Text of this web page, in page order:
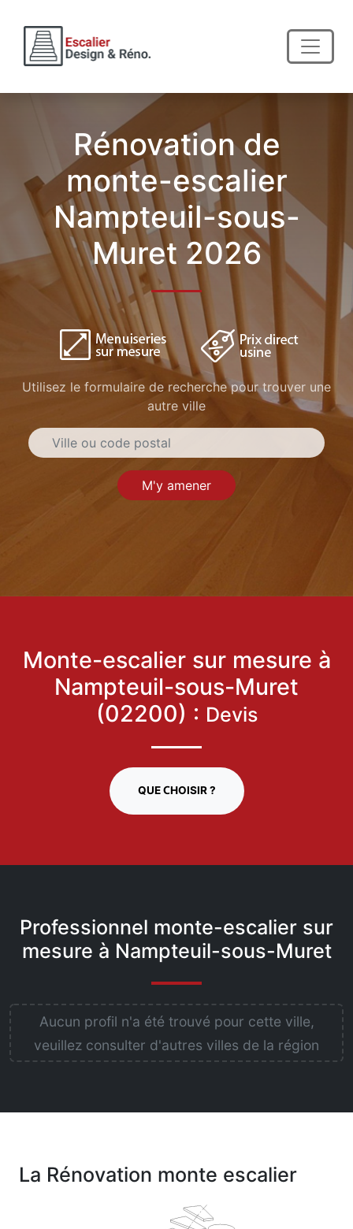
Rénovation de
monte-escalier
Nampteuil-sous-
Muret 2026
Utilisez le formulaire de recherche pour trouver une
autre ville
M'y amener
Monte-escalier sur mesure à
Nampteuil-sous-Muret
(02200) : Devis
QUE CHOISIR ?
Professionnel monte-escalier sur
mesure à Nampteuil-sous-Muret
Aucun profil n'a été trouvé pour cette ville,
veuillez consulter d'autres villes de la région
La Rénovation monte escalier